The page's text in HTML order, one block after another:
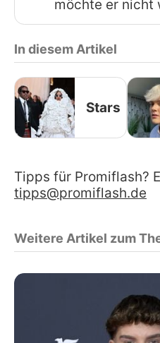
möchte er nicht
In diesem Artikel
Stars
Tipps für Promiflash?
tipps@promiflash.de
Weitere Artikel zum